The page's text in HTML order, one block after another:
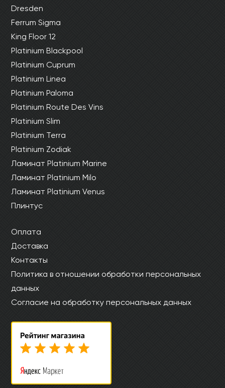
Dresden
Ferrum Sigma
King Floor 12
Platinium Blackpool
Platinium Cuprum
Platinium Linea
Platinium Paloma
Platinium Route Des Vins
Platinium Slim
Platinium Terra
Platinium Zodiak
Ламинат Platinium Marine
Ламинат Platinium Milo
Ламинат Platinium Venus
Плинтус
Оплата
Доставка
Контакты
Политика в отношении обработки персональных
данных
Согласие на обработку персональных данных